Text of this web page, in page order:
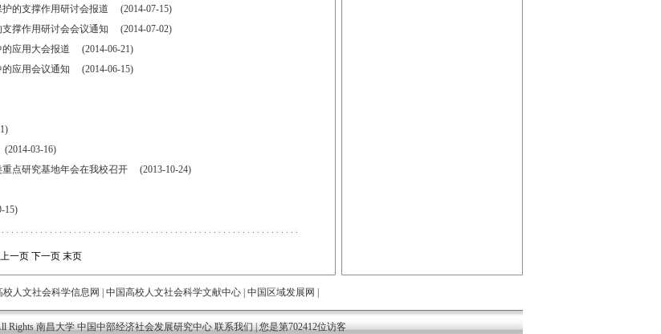
的支撑作用研讨会报道 (2014-07-15)
撑作用研讨会会议通知 (2014-07-02)
应用大会报道 (2014-06-21)
应用会议通知 (2014-06-15)
03-16)
重点研究基地年会在我校召开 (2013-10-24)
15)
上一页 下一页 末页
校人文社会科学信息网 中国高校人文社会科学文献中心 中国区域发展网
Rights 南昌大学 中国中部经济社会发展研究中心联系我们| 您是第702412位访客